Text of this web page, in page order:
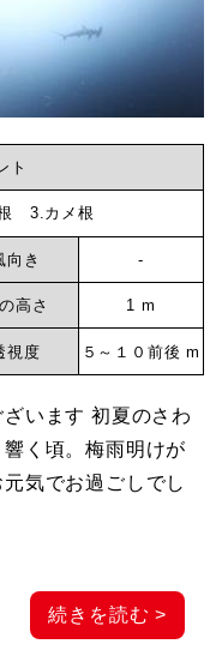
ト
3.カメ根
向き -
高さ 1 m
視度 ５～１０前後 m
います 初夏のさわ
く頃。梅雨明けが
気でお過ごしでし
続きを読む >